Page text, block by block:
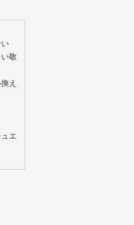
敬
え
エ